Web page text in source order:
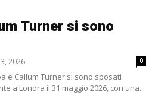
Turner si sono
2026 0
e Callum Turner si sono sposati
a Londra il 31 maggio 2026, con una...